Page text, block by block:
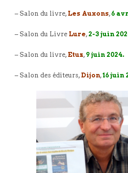
– Salon du livre, Les Auxons,6
– Salon du Livre Lure, 2-3 juin
– Salon du livre, Etuz, 9 juin 2024.
– Salon des éditeurs, Dijon,16 juin